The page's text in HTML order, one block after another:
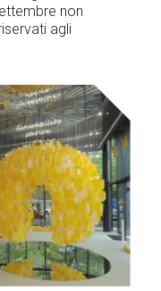
non
agli